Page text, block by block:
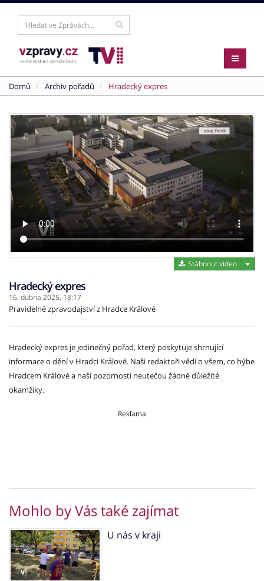
Domů Archiv pořadů Hradecký expres
Stáhnout video
Hradecký expres
16. dubna 2025, 18:17
Pravidelné zpravodajství z Hradce Králové
Hradecký expres je jedinečný pořad, který poskytuje shrnující
informace o dění v Hradci Králové. Naši redaktoři vědí o všem, co hýbe
Hradcem Králové a naší pozornosti neutečou žádné důležité
okamžiky.
Reklama
Mohlo by Vás také zajímat
U nás v kraji